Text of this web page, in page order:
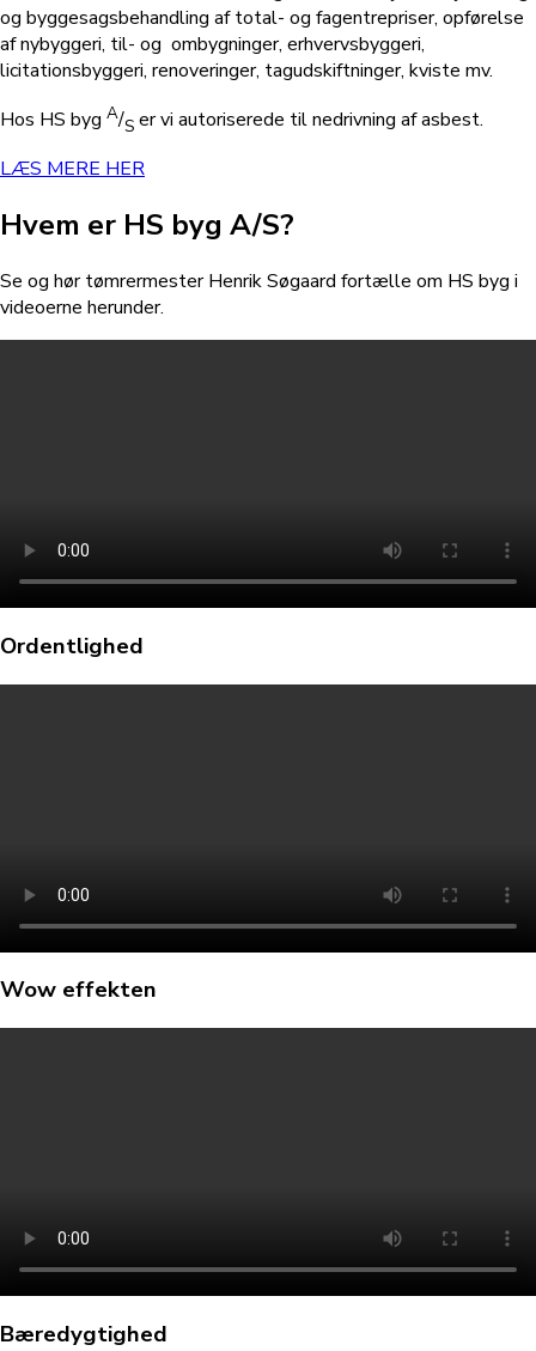
og byggesagsbehandling af total- og fagentrepriser, opførelse
af nybyggeri, til- og ombygninger, erhvervsbyggeri,
licitationsbyggeri, renoveringer, tagudskiftninger, kviste mv.
Hos HS byg A/S er vi autoriserede til nedrivning af asbest.
LÆS MERE HER
Hvem er HS byg A/S?
Se og hør tømrermester Henrik Søgaard fortælle om HS byg i
videoerne herunder.
Ordentlighed
Wow effekten
Bæredygtighed